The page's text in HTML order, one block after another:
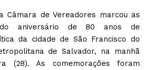
Câmara de Vereadores marcou as
do aniversário de 80 anos de
da cidade de São Francisco do
de Salvador, na manhã
(28). As comemorações foram